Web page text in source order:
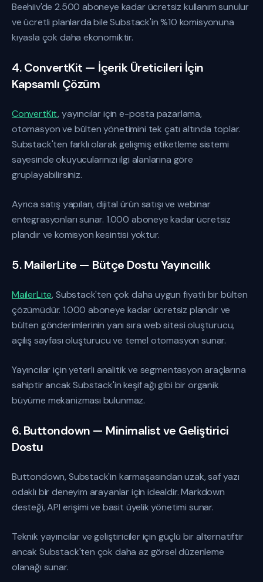
Beehiiv'de 2.500 aboneye kadar ücretsiz kullanım sunulur
ve ücretli planlarda bile Substack'in %10 komisyonuna
kıyasla çok daha ekonomiktir.
4. ConvertKit — İçerik Üreticileri İçin
Kapsamlı Çözüm
ConvertKit, yayıncılar için e-posta pazarlama,
otomasyon ve bülten yönetimini tek çatı altında toplar.
Substack'ten farklı olarak gelişmiş etiketleme sistemi
sayesinde okuyucularınızı ilgi alanlarına göre
gruplayabilirsiniz.
Ayrıca satış yapıları, dijital ürün satışı ve webinar
entegrasyonları sunar. 1.000 aboneye kadar ücretsiz
plandır ve komisyon kesintisi yoktur.
5. MailerLite — Bütçe Dostu Yayıncılık
MailerLite, Substack'ten çok daha uygun fiyatlı bir bülten
çözümüdür. 1.000 aboneye kadar ücretsiz plandır ve
bülten gönderimlerinin yanı sıra web sitesi oluşturucu,
açılış sayfası oluşturucu ve temel otomasyon sunar.
Yayıncılar için yeterli analitik ve segmentasyon araçlarına
sahiptir ancak Substack'in keşif ağı gibi bir organik
büyüme mekanizması bulunmaz.
6. Buttondown — Minimalist ve Geliştirici
Dostu
Buttondown, Substack'in karmaşasından uzak, saf yazı
odaklı bir deneyim arayanlar için idealdir. Markdown
desteği, API erişimi ve basit üyelik yönetimi sunar.
Teknik yayıncılar ve geliştiriciler için güçlü bir alternatiftir
ancak Substack'ten çok daha az görsel düzenleme
olanağı sunar.